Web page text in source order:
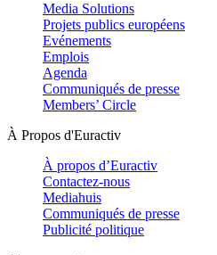
Media Solutions
Projets publics européens
Evénements
Emplois
Agenda
Communiqués de presse
Members’ Circle
À Propos d'Euractiv
À propos d’Euractiv
Contactez-nous
Mediahuis
Communiqués de presse
Publicité politique